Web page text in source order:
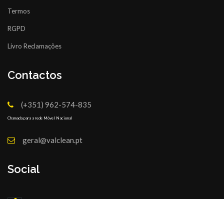
Termos
RGPD
Livro Reclamações
Contactos
(+351) 962-574-835
Chamada para a rede Móvel Nacional
geral@valclean.pt
Social